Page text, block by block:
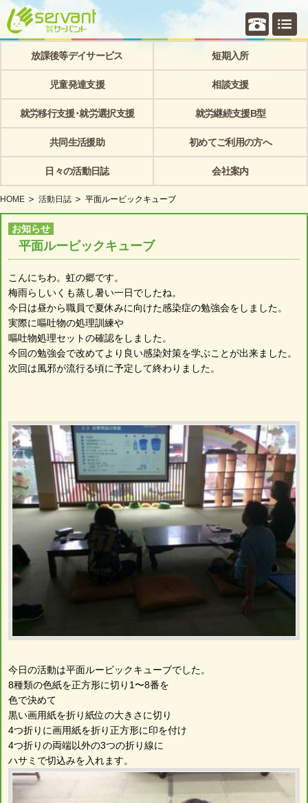
個別相
放課後等デイサービス 短期入所
児童発達支援 相談支援
就労移行支援･就労選択支援 就労継続支援B型
共同生活援助 初めてご利用の方へ
日々の活動日誌 会社案内
HOME 活動日誌 平面ルービックキューブ
お知らせ
平面ルービックキューブ
こんにちわ。虹の郷です。
梅雨らしいくも蒸し暑い一日でしたね。
今日は昼から職員で夏休みに向けた感染症の勉強会をしました。
実際に嘔吐物の処理訓練や
嘔吐物処理セットの確認をしました。
今回の勉強会で改めてより良い感染対策を学ぶことが出来ました。
次回は風邪が流行る頃に予定して終わりました。
今日の活動は平面ルービックキューブでした。
8種類の色紙を正方形に切り1〜8番を
色で決めて
黒い画用紙を折り紙位の大きさに切り
4つ折りに画用紙を折り正方形に印を付け
4つ折りの両端以外の3つの折り線に
ハサミで切込みを入れます。